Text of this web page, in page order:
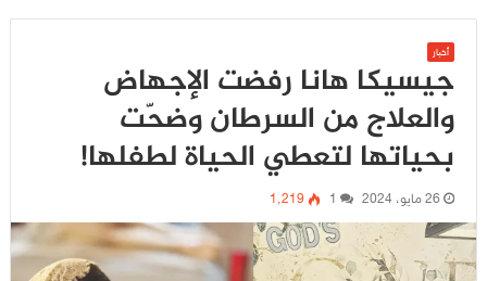
أخبار
جيسيكا هانا رفضت الإجهاض
والعلاج من السرطان وضحّت
بحياتها لتعطي الحياة لطفلها!
26 مايو، 2024 1 1٬219